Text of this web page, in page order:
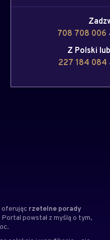
708 708 006
Z Polski
227 184 084
oferując rzetelne porady
Portal powstał z myślą o tym,